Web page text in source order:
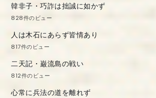
韓非子・巧詐は拙誠に如かず
828件のビュー
人は木石にあらず皆情あり
817件のビュー
二天記・巌流島の戦い
812件のビュー
心常に兵法の道を離れず